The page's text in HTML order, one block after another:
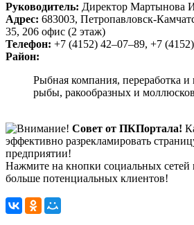
Руководитель: Директор Мартынова
Адрес: 683003, Петропавловск-
35, 206 офис (2 этаж)
Телефон: +7 (4152) 42–07–89, +7
Район:
Рыбная компания, переработка и
рыбы, ракообразных и моллюсков
Совет от ПКПортала!
эффективно разрекламировать
предприятии!
Нажмите на кнопки социальных сетей
больше потенциальных клиентов!